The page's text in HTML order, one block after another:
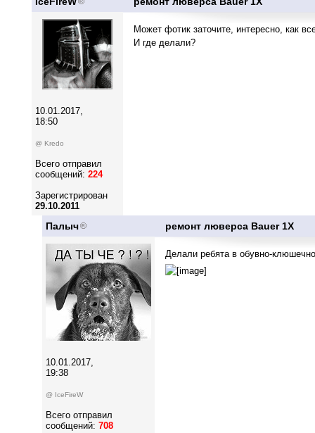
10.01.2017,
18:50
@ Kredo
Всего отправил
сообщений: 224
Зарегистрирован
29.10.2011
Может фотик заточите, интересно, как
И где делали?
Палыч ремонт люверса Bauer 1X
10.01.2017,
19:38
@ IceFireW
Всего отправил
сообщений: 708
Делали ребята в обувно-